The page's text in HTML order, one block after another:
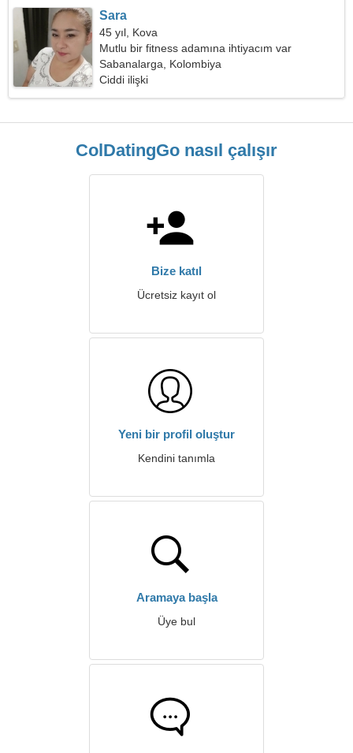
Sara
45 yıl, Kova
Mutlu bir fitness adamına ihtiyacım var
Sabanalarga, Kolombiya
Ciddi ilişki
ColDatingGo nasıl çalışır
Bize katıl
Ücretsiz kayıt ol
Yeni bir profil oluştur
Kendini tanımla
Aramaya başla
Üye bul